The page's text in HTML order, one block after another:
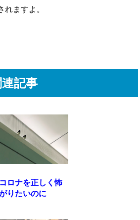
れますよ。
記事
コロナを正しく怖
りたいのに